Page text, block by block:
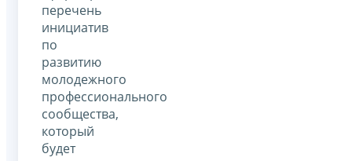
перечень
инициатив
по
развитию
молодежного
профессионального
сообщества,
который
будет